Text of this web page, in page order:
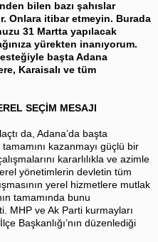
bilen bazı şahıslar
Onlara itibar etmeyin. Burada
31 Martta yapılacak
yürekten inanıyorum.
başta Adana
Karaisalı ve tüm
SEÇİM MESAJI
da, Adana’da başta
kazanmayı güçlü bir
kararlılıkla ve azimle
yönetimlerin devletin tüm
yerel hizmetlere mutlak
tamamında bunu
MHP ve Ak Parti kurmayları
Başkanlığı’nın düzenlediği